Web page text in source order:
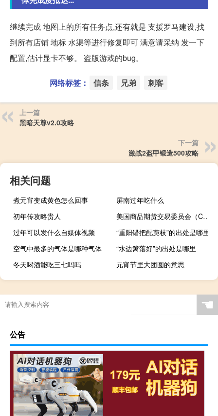
继续完成 地图上的所有任务点,还有就是 支援罗马建设,找
到所有店铺 地标 水渠等进行修复即可 满意请采纳 发一下
配置,估计显卡不够。 盗版游戏的bug。
网络标签： 信条 兄弟 刺客
上一篇
黑暗天尊v2.0攻略
下一篇
激战2盔甲锻造500攻略
相关问题
煮元宵变成黄色怎么回事
屏南过年吃什么
初年传攻略贵人
美国商品期货交易委员会（CFTC）：命令四家金融机构支付2.6亿美元法巴银行、法兴银行、富国银行各支付7500万美元；蒙特利尔银行将支付3500万美元
过年可以发什么自媒体视频
“重阳错把配萸枝”的出处是哪里
空气中最多的气体是哪种气体
“水边篱落好”的出处是哪里
冬天喝酒能吃三七吗吗
元宵节里大团圆的意思
☚
公告